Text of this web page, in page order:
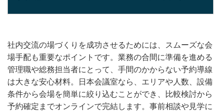
社内交流の場づくりを成功させるためには、スムーズな会
場手配も重要なポイントです。業務の合間に準備を進める
管理職や総務担当者にとって、手間のかからない予約導線
は大きな安心材料。日本会議室なら、エリアや人数、設備
条件から会場を簡単に絞り込むことができ、比較検討から
予約確定までオンラインで完結します。事前相談や見学に